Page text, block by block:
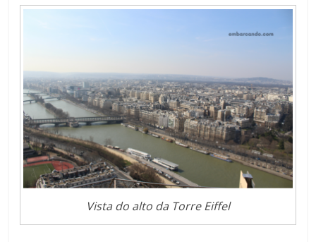
Vista do alto da Torre Eiffel